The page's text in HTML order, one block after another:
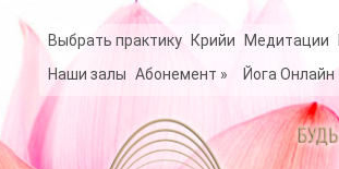
Выбрать практику Крийи Медитации
Наши залы Абонемент » Йога Онлайн